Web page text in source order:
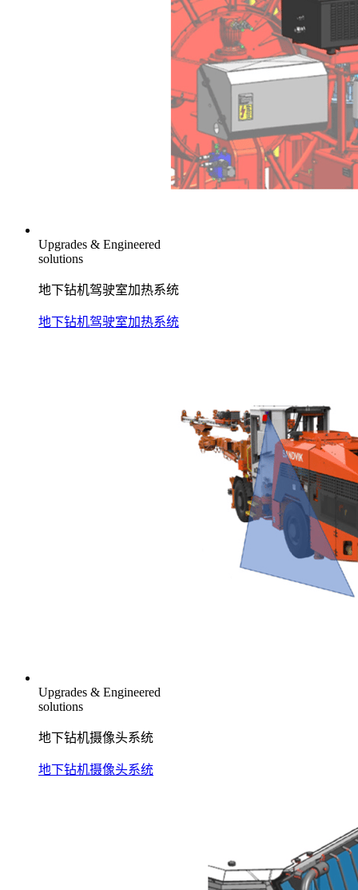
Upgrades & Engineered
solutions
地下钻机驾驶室加热系统
地下钻机驾驶室加热系统
Upgrades & Engineered
solutions
地下钻机摄像头系统
地下钻机摄像头系统